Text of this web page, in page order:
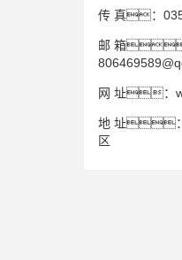
传 真：
邮 箱
网 址：
地 址：
区